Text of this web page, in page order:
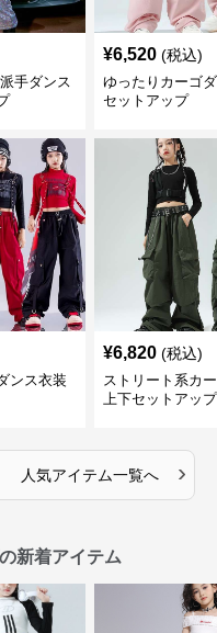
手ダンス
¥6,520 (税込)
ゆったりカーゴ
セットアップ
ンス衣装
¥6,820 (税込)
ストリート系カ
上下セットアップ
人気アイテム一覧へ ›
新着アイテム